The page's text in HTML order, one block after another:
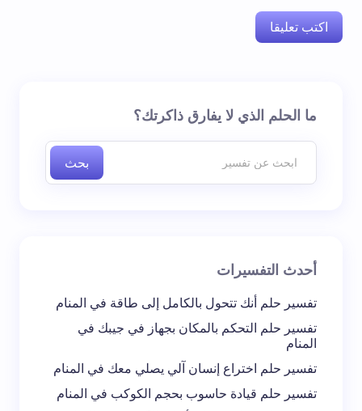
اكتب تعليقا
لن يتم نشر عنوان بريدك الإلكتروني. الحقول الإلزامية مشار
احفظ اسمي والبريد الإلكتروني في هذا المتصفح
ما الحلم الذي لا يفارق ذاكرتك؟
بحث
أحدث التفسيرات
تفسير حلم أنك تتحول بالكامل إلى طاقة في المنام
تفسير حلم التحكم بالمكان بجهاز في جيبك في
المنام
تفسير حلم اختراع إنسان آلي يصلي معك في المنام
تفسير حلم قيادة حاسوب بحجم الكوكب في المنام